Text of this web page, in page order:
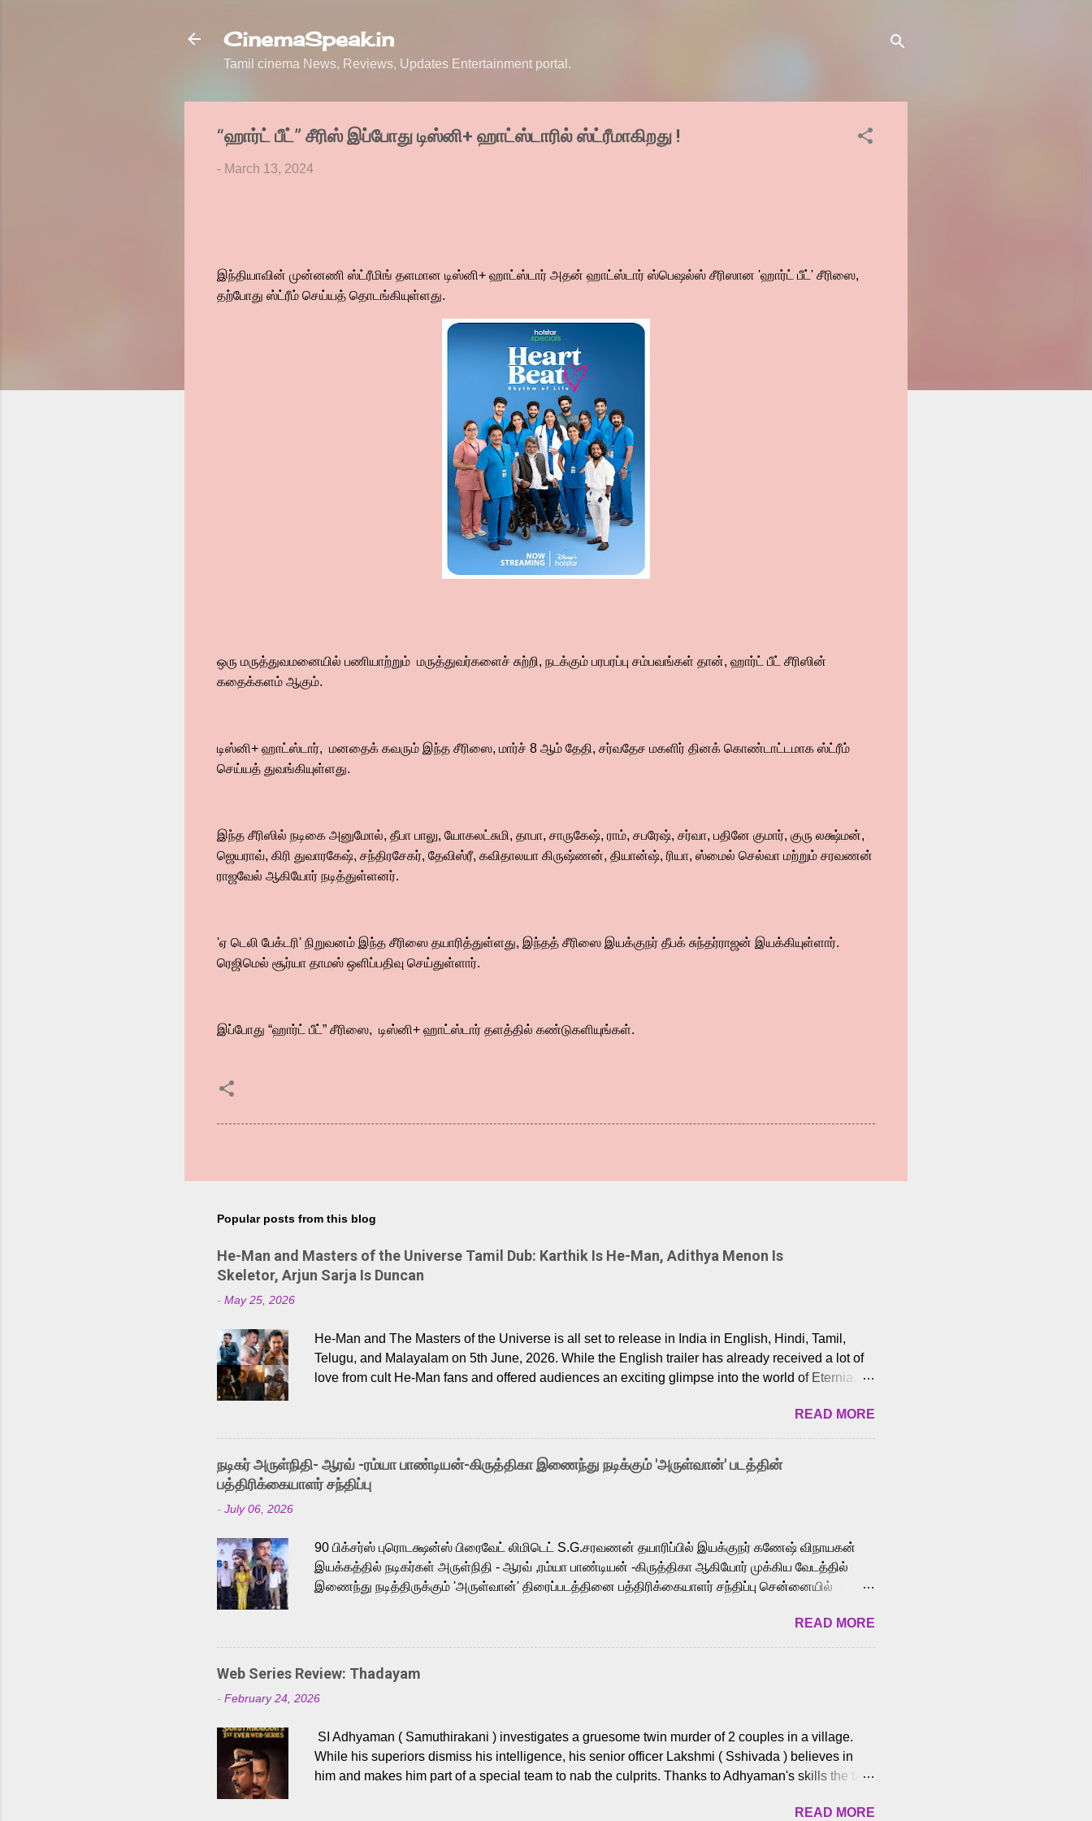
CinemaSpeak.in
Tamil cinema News, Reviews, Updates Entertainment portal.
“ஹார்ட் பீட்” சீரிஸ் இப்போது டிஸ்னி+ ஹாட்ஸ்டாரில் ஸ்ட்ரீமாகிறது !
- March 13, 2024
இந்தியாவின் முன்னணி ஸ்ட்ரீமிங் தளமான டிஸ்னி+ ஹாட்ஸ்டார் அதன் ஹாட்ஸ்டார் ஸ்பெஷல்ஸ் சீரிஸான 'ஹார்ட் பீட்' சீரிஸை,
தற்போது ஸ்ட்ரீம் செய்யத் தொடங்கியுள்ளது.
ஒரு மருத்துவமனையில் பணியாற்றும் மருத்துவர்களைச் சுற்றி, நடக்கும் பரபரப்பு சம்பவங்கள் தான், ஹார்ட் பீட் சீரிஸின்
கதைக்களம் ஆகும்.
டிஸ்னி+ ஹாட்ஸ்டார், மனதைக் கவரும் இந்த சீரிஸை, மார்ச் 8 ஆம் தேதி, சர்வதேச மகளிர் தினக் கொண்டாட்டமாக ஸ்ட்ரீம்
செய்யத் துவங்கியுள்ளது.
இந்த சீரிஸில் நடிகை அனுமோல், தீபா பாலு, யோகலட்சுமி, தாபா, சாருகேஷ், ராம், சபரேஷ், சர்வா, பதினே குமார், குரு லக்ஷ்மன்,
ஜெயராவ், கிரி துவாரகேஷ், சந்திரசேகர், தேவிஸ்ரீ, கவிதாலயா கிருஷ்ணன், தியான்ஷ், ரியா, ஸ்மைல் செல்வா மற்றும் சரவணன்
ராஜவேல் ஆகியோர் நடித்துள்ளனர்.
'ஏ டெலி பேக்டரி' நிறுவனம் இந்த சீரிஸை தயாரித்துள்ளது, இந்தத் சீரிஸை இயக்குநர் தீபக் சுந்தர்ராஜன் இயக்கியுள்ளார்.
ரெஜிமெல் சூர்யா தாமஸ் ஒளிப்பதிவு செய்துள்ளார்.
இப்போது “ஹார்ட் பீட்” சீரிஸை, டிஸ்னி+ ஹாட்ஸ்டார் தளத்தில் கண்டுகளியுங்கள்.
Popular posts from this blog
He-Man and Masters of the Universe Tamil Dub: Karthik Is He-Man, Adithya Menon Is
Skeletor, Arjun Sarja Is Duncan
- May 25, 2026
He-Man and The Masters of the Universe is all set to release in India in English, Hindi, Tamil,
Telugu, and Malayalam on 5th June, 2026. While the English trailer has already received a lot of
love from cult He-Man fans and offered audiences an exciting glimpse into the world of Eternia,
Adding to the growing buzz is the film’s powerful Tamil voice cast led by celebrated playback
singer Karthik, who lends his voice to the iconic superhero He-Man. Known for memorable songs
like “Behene De” from Raavan, “Oru Maalai” from Ghajini, and “Mun Andhi” from 7 Aum Arivu,
Karthik is loved for his versatile voice and strong command over multiple languages, making him
a strong fit for the legendary character. Adithya Menon, known for portraying memorable
READ MORE
நடிகர் அருள்நிதி- ஆரவ் -ரம்யா பாண்டியன்-கிருத்திகா இணைந்து நடிக்கும் 'அருள்வான்' படத்தின்
பத்திரிக்கையாளர் சந்திப்பு
- July 06, 2026
90 பிக்சர்ஸ் புரொடக்ஷன்ஸ் பிரைவேட் லிமிடெட் S.G.சரவணன் தயாரிப்பில் இயக்குநர் கணேஷ் விநாயகன்
இயக்கத்தில் நடிகர்கள் அருள்நிதி - ஆரவ் ,ரம்யா பாண்டியன் -கிருத்திகா ஆகியோர் முக்கிய வேடத்தில்
இணைந்து நடித்திருக்கும் 'அருள்வான்' திரைப்படத்தினை பத்திரிக்கையாளர் சந்திப்பு சென்னையில்
அருள்நிதி, ஆரவ், காளி வெங்கட், ரம்யா பாண்டியன், வி டி வி கணேஷ் , ஜான் விஜய், பேபி கிருத்திகா,
'பருத்திவீரன்' சரவணன், ஹரிஷ் உத்தமன் உள்ளிட்ட பலர் நடித்திருக்கிறார்கள். எம். சுகுமார் ஒளிப்பதிவு
செய்திருக்கும் இந்த திரைப்படத்திற்கு ஜீ. வி. பிரகாஷ் குமார் இசையமைத்திருக்கிறார். லால்குடி
இளையராஜா கலை இயக்கத்தை கவனிக்க.. லாரன்ஸ் கிஷோர் படத் தொகுப்பு பணிகளை
மேற்கொண்டிருக்கிறார். கல்வியின் அவசியத்தை வலியுறுத்தி தயாராகி இருக்கும் இந்தத் திரைப்படத்தை 90
இப்படத்தை சக்தி பிலிம் ஃபேக்டரி நிறுவனம் சார்பில் சக்திவேலன் வழங...
READ MORE
Web Series Review: Thadayam
- February 24, 2026
SI Adhyaman ( Samuthirakani ) investigates a gruesome twin murder of 2 couples in a village.
While his superiors dismiss his intelligence, his senior officer Lakshmi ( Sshivada ) believes in
him and makes him part of a special team to nab the culprits. Thanks to Adhyaman's skills the task
begin to dig deeper, several layers emerge which link the case to events dating back to 1995.
READ MORE